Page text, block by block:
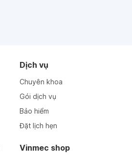
Dịch vụ
Chuyên khoa
Gói dịch vụ
Bảo hiểm
Đặt lịch hẹn
Vinmec shop